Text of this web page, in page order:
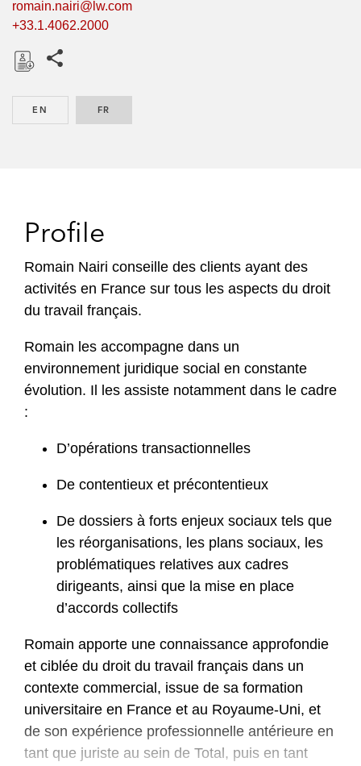
romain.nairi@lw.com
+33.1.4062.2000
w
EN FR
Profile
Romain Nairi conseille des clients ayant des
activités en France sur tous les aspects du droit
du travail français.
Romain les accompagne dans un
environnement juridique social en constante
évolution. Il les assiste notamment dans le cadre
:
D’opérations transactionnelles
De contentieux et précontentieux
De dossiers à forts enjeux sociaux tels que
les réorganisations, les plans sociaux, les
problématiques relatives aux cadres
dirigeants, ainsi que la mise en place
d’accords collectifs
Romain apporte une connaissance approfondie
et ciblée du droit du travail français dans un
contexte commercial, issue de sa formation
universitaire en France et au Royaume-Uni, et
de son expérience professionnelle antérieure en
tant que juriste au sein de Total, puis en tant